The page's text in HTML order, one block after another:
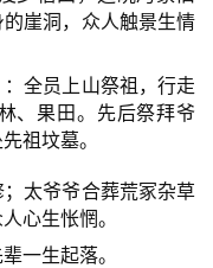
崖洞，众人触景生情
：全员上山祭祖，行走
、果田。先后祭拜爷
祖坟墓。
太爷爷合葬荒冢杂草
心生怅惘。
一生起落。